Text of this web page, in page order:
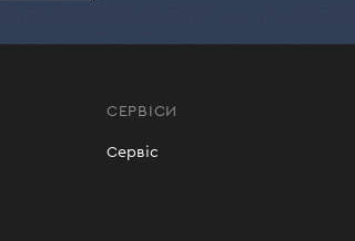
СЕРВІСИ
Сервіс